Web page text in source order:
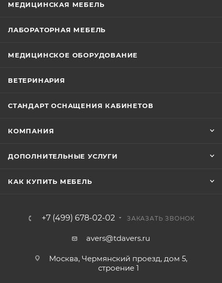
МЕДИЦИНСКАЯ МЕБЕЛЬ
ЛАБОРАТОРНАЯ МЕБЕЛЬ
МЕДИЦИНСКОЕ ОБОРУДОВАНИЕ
ВЕТЕРИНАРИЯ
СТАНДАРТ ОСНАЩЕНИЯ КАБИНЕТОВ
КОМПАНИЯ
ДОПОЛНИТЕЛЬНЫЕ УСЛУГИ
КАК КУПИТЬ МЕБЕЛЬ
+7 (499) 678-02-02 ЗАКАЗАТЬ ЗВОНОК
avers@tdavers.ru
Москва, Чермянский проезд, дом 5,
строение 1